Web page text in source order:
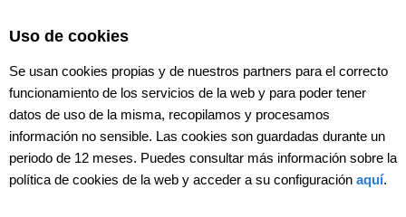
Volver
Uso de cookies
Se usan cookies propias y de nuestros partners para el correcto
funcionamiento de los servicios de la web y para poder tener
datos de uso de la misma, recopilamos y procesamos
información no sensible. Las cookies son guardadas durante un
periodo de 12 meses. Puedes consultar más información sobre la
política de cookies de la web y acceder a su configuración aquí.